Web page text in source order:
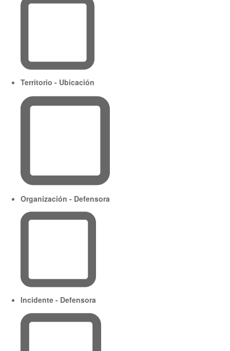
Territorio - Ubicación
Organización - Defensora
Incidente - Defensora